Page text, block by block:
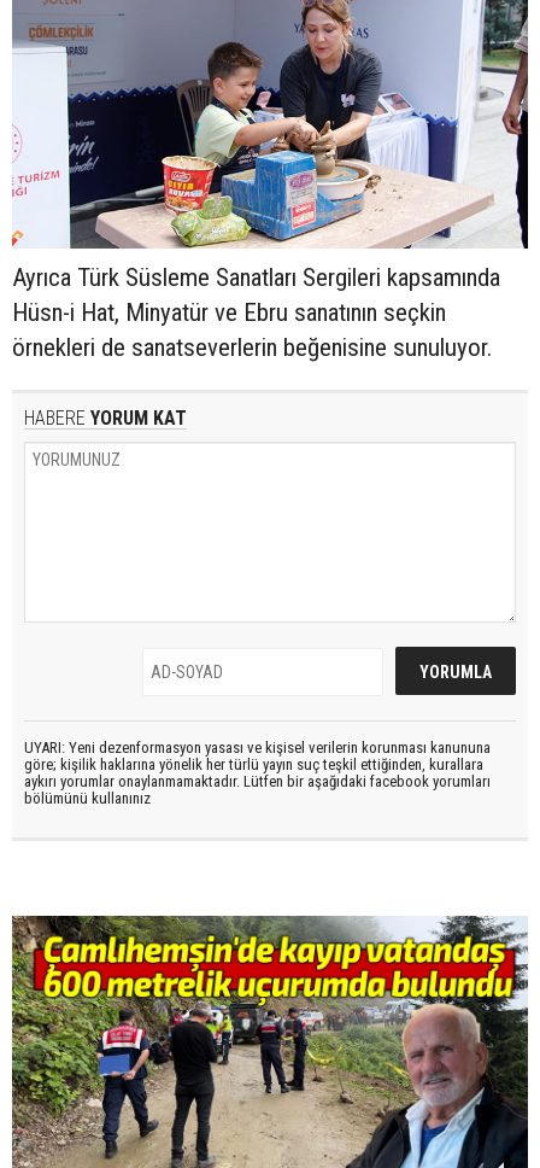
Ayrıca Türk Süsleme Sanatları Sergileri kapsamında
Hüsn-i Hat, Minyatür ve Ebru sanatının seçkin
örnekleri de sanatseverlerin beğenisine sunuluyor.
HABERE YORUM KAT
UYARI: Yeni dezenformasyon yasası ve kişisel verilerin korunması kanununa
göre; kişilik haklarına yönelik her türlü yayın suç teşkil ettiğinden, kurallara
aykırı yorumlar onaylanmamaktadır. Lütfen bir aşağıdaki facebook yorumları
bölümünü kullanınız